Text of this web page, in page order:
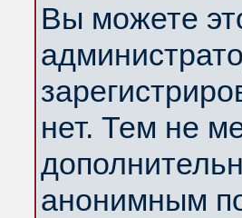
Вы можете
нет. Тем не
анонимным